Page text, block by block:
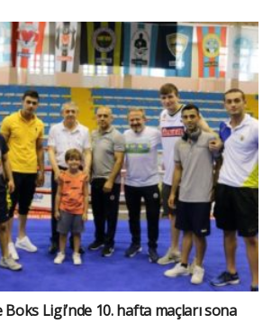
Ligi’nde 10. hafta maçları sona